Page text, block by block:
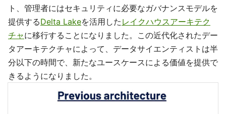
ト、管理者にはセキュリティに必要なガバナンスモデルを
提供するDelta Lakeを活用した レイクハウスアーキテク
チャに移行することになりました。この近代化されたデー
タアーキテクチャによって、データサイエンティストは半
分以下の時間で、新たなユースケースによる価値を提供で
きるようになりました。